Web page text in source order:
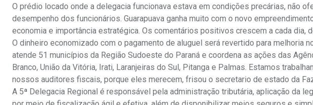
O prédio locado onde a delegacia funcionava estava em condições precárias, não
desempenho dos funcionários. Guarapuava ganha muito com o novo
economia e importância estratégica. Os comentários positivos crescem a cada dia,
O dinheiro economizado com o pagamento de aluguel será revertido para melhoria
atende 51 municípios da Região Sudoeste do Paraná e coordena as ações das
Branco, União da Vitória, Irati, Laranjeiras do Sul, Pitanga e Palmas. Estamos
nossos auditores fiscais, porque eles merecem, frisou o secretario de estado da
A 5ª Delegacia Regional é responsável pela administração tributária, aplicação da